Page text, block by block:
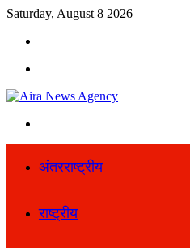
Saturday, August 8 2026
अंतरराष्ट्रीय
राष्ट्रीय